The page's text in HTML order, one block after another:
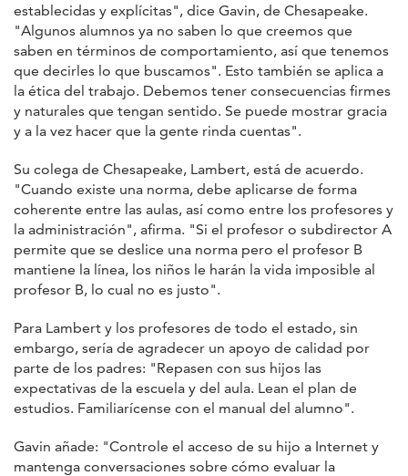
establecidas y explícitas", dice Gavin, de Chesapeake.
"Algunos alumnos ya no saben lo que creemos que
saben en términos de comportamiento, así que tenemos
que decirles lo que buscamos". Esto también se aplica a
la ética del trabajo. Debemos tener consecuencias firmes
y naturales que tengan sentido. Se puede mostrar gracia
y a la vez hacer que la gente rinda cuentas".
Su colega de Chesapeake, Lambert, está de acuerdo.
"Cuando existe una norma, debe aplicarse de forma
coherente entre las aulas, así como entre los profesores y
la administración", afirma. "Si el profesor o subdirector A
permite que se deslice una norma pero el profesor B
mantiene la línea, los niños le harán la vida imposible al
profesor B, lo cual no es justo".
Para Lambert y los profesores de todo el estado, sin
embargo, sería de agradecer un apoyo de calidad por
parte de los padres: "Repasen con sus hijos las
expectativas de la escuela y del aula. Lean el plan de
estudios. Familiarícense con el manual del alumno".
Gavin añade: "Controle el acceso de su hijo a Internet y
mantenga conversaciones sobre cómo evaluar la